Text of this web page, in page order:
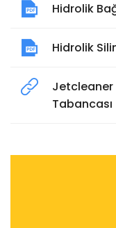
Hidrolik
Hidrolik
Jetcleaner
Tabancası